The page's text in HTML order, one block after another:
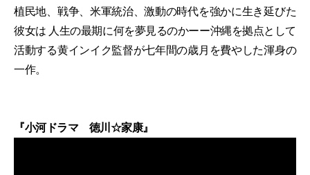
植民地、戦争、米軍統治、激動の時代を強かに生き延びた
彼女は 人生の最期に何を夢見るのかーー沖縄を拠点として
活動する黄インイク監督が七年間の歳月を費やした渾身の
一作。
『小河ドラマ 徳川☆家康』